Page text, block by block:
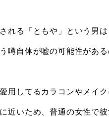
れる「ともや」という男
噂自体が嘘の可能性があ
用してるカラコンやメイ
近いため、普通の女性で